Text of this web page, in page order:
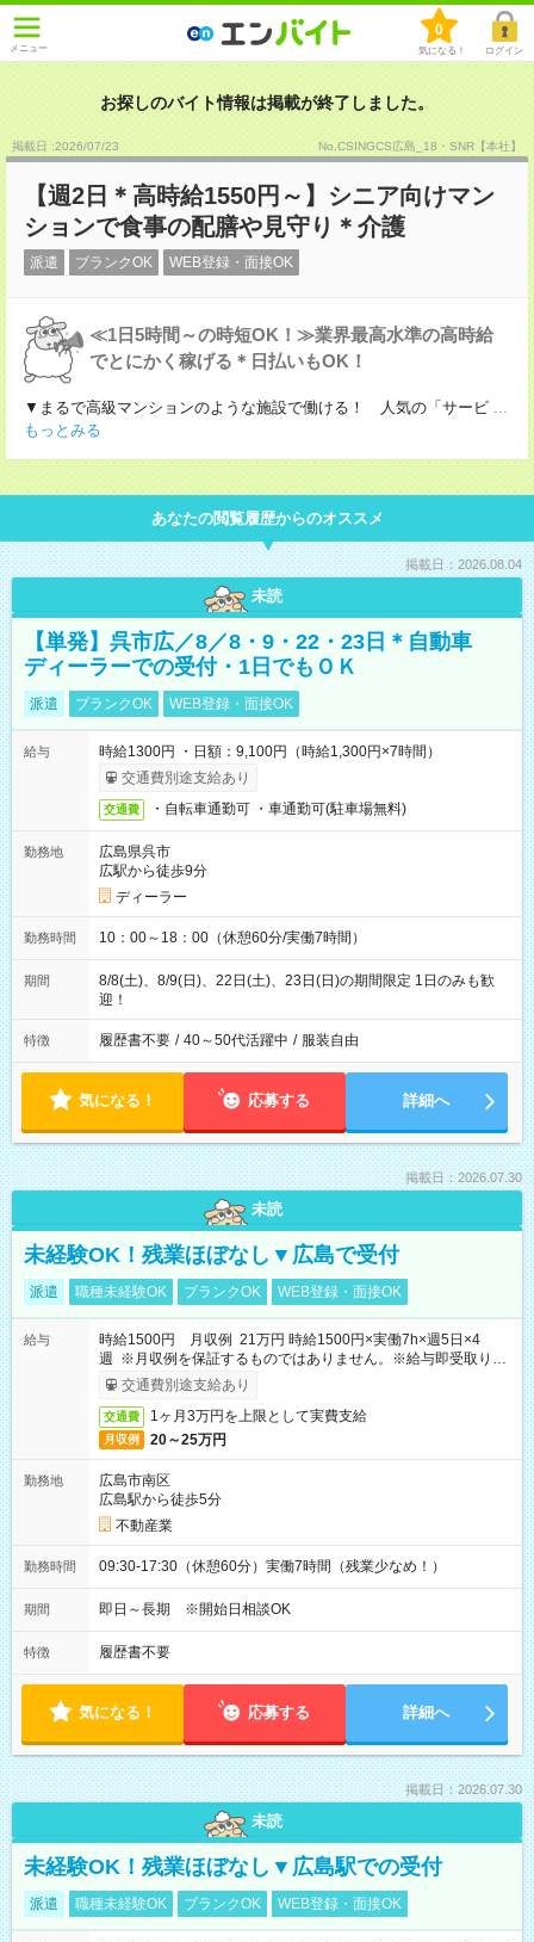
メニュー
0
気になる！ ログイン
お探しのバイト情報は掲載が終了しました。
掲載日 :2026/07/23 No.CSINGCS広島_18・SNR【本社】
【週2日＊高時給1550円～】シニア向けマン
ションで食事の配膳や見守り＊介護
派遣 ブランクOK WEB登録・面接OK
≪1日5時間～の時短OK！≫業界最高水準の高時給
でとにかく稼げる＊日払いもOK！
▼まるで高級マンションのような施設で働ける！ 人気の「サービ ...
もっとみる
あなたの閲覧履歴からのオススメ
掲載日：2026.08.04
未読
【単発】呉市広／8／8・9・22・23日＊自動車
ディーラーでの受付・1日でもＯＫ
派遣 ブランクOK WEB登録・面接OK
給与
時給1300円 ・日額：9,100円（時給1,300円×7時間）
交通費別途支給あり
交通費 ・自転車通勤可 ・車通勤可(駐車場無料)
勤務地
広島県呉市
広駅から徒歩9分
ディーラー
勤務時間 10：00～18：00（休憩60分/実働7時間）
期間
8/8(土)、8/9(日)、22日(土)、23日(日)の期間限定 1日のみも歓
迎！
特徴 履歴書不要 / 40～50代活躍中 / 服装自由
気になる！ 応募する 詳細へ
掲載日：2026.07.30
未読
未経験OK！残業ほぼなし▼広島で受付
派遣 職種未経験OK ブランクOK WEB登録・面接OK
給与
時給1500円 月収例 21万円 時給1500円×実働7h×週5日×4
週 ※月収例を保証するものではありません。※給与即受取りサ
ービス利用可（利用条件有）
交通費別途支給あり
交通費 1ヶ月3万円を上限として実費支給
月収例 20～25万円
勤務地
広島市南区
広島駅から徒歩5分
不動産業
勤務時間 09:30-17:30（休憩60分）実働7時間（残業少なめ！）
期間 即日～長期 ※開始日相談OK
特徴 履歴書不要
気になる！ 応募する 詳細へ
掲載日：2026.07.30
未読
未経験OK！残業ほぼなし▼広島駅での受付
派遣 職種未経験OK ブランクOK WEB登録・面接OK